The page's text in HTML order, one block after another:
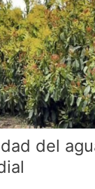
del